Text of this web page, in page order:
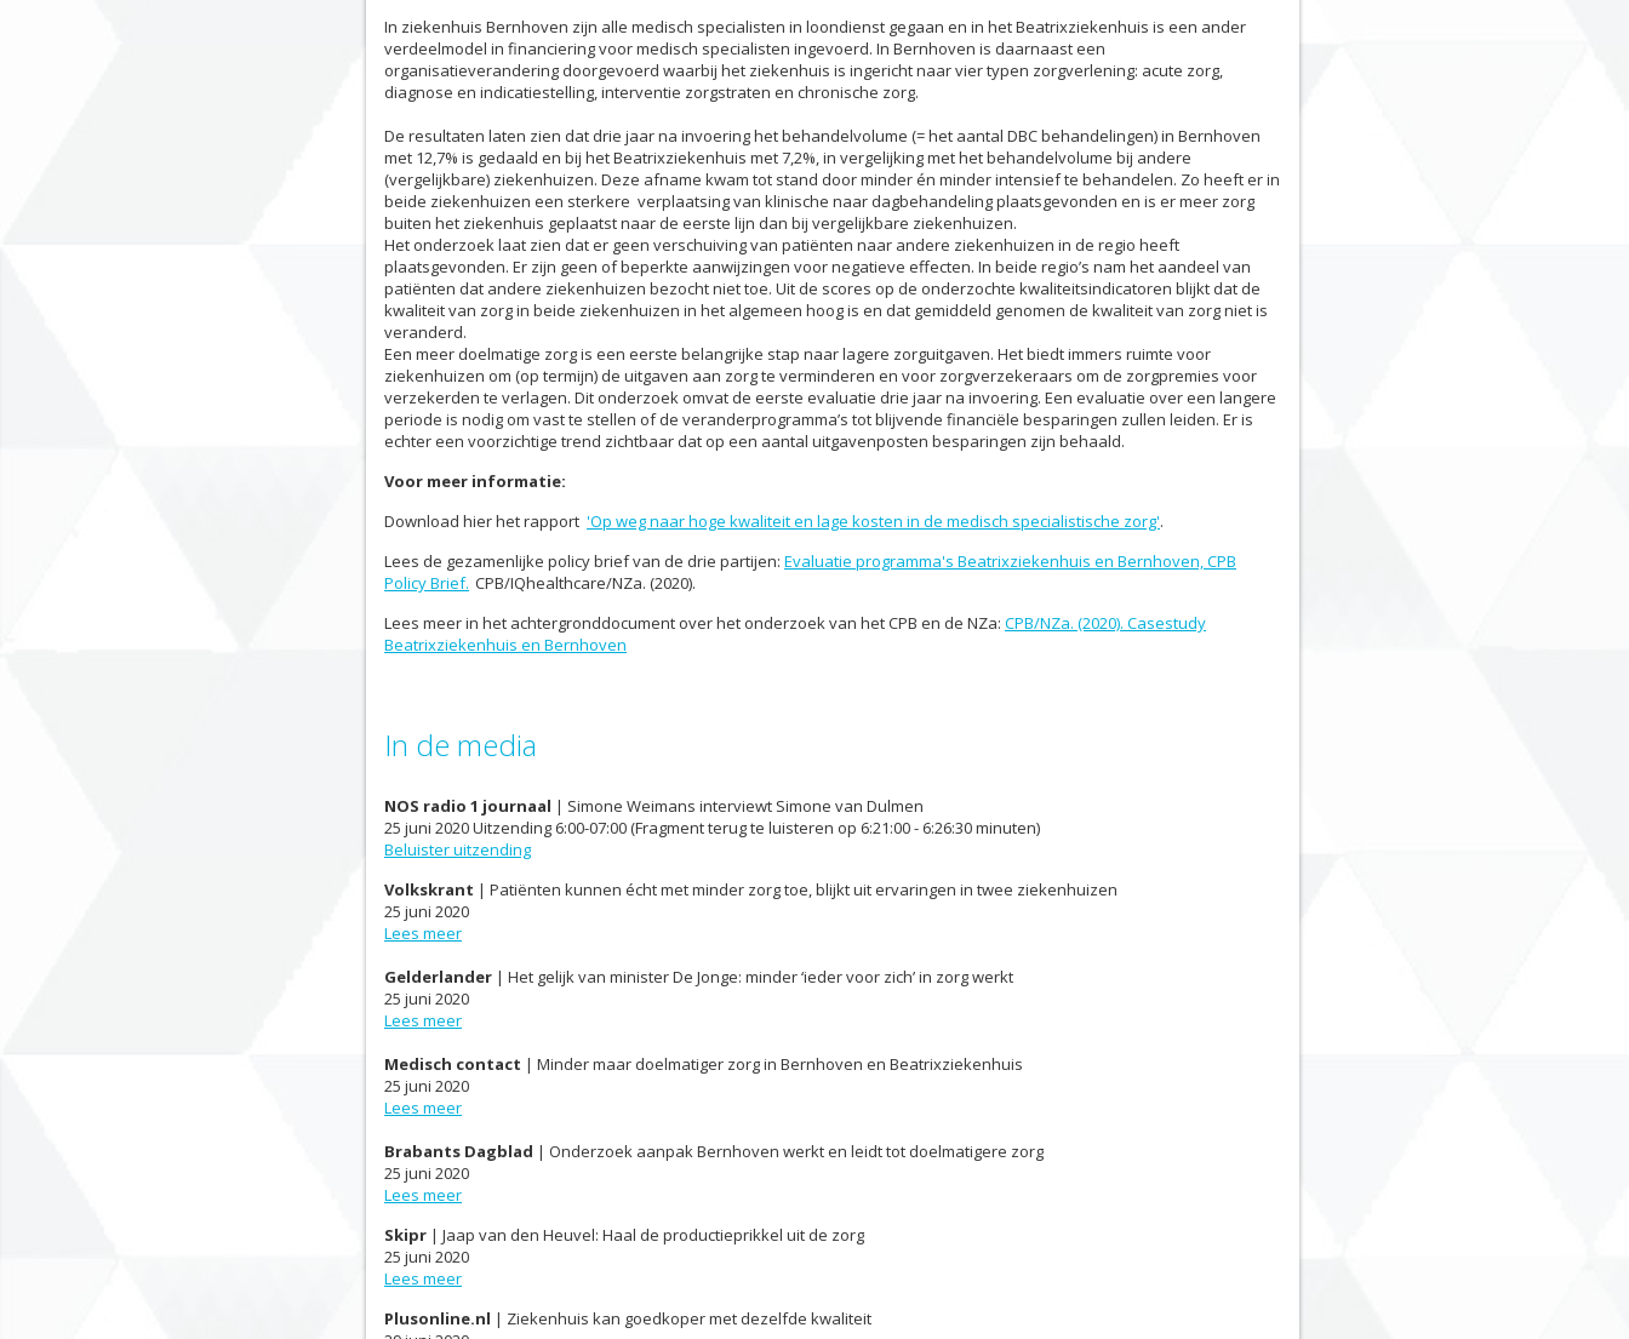
In ziekenhuis Bernhoven zijn alle medisch specialisten in loondienst gegaan en in het Beatrixziekenhuis is een ander
verdeelmodel in financiering voor medisch specialisten ingevoerd. In Bernhoven is daarnaast een
organisatieverandering doorgevoerd waarbij het ziekenhuis is ingericht naar vier typen zorgverlening: acute zorg,
diagnose en indicatiestelling, interventie zorgstraten en chronische zorg.
De resultaten laten zien dat drie jaar na invoering het behandelvolume (= het aantal DBC behandelingen) in Bernhoven
met 12,7% is gedaald en bij het Beatrixziekenhuis met 7,2%, in vergelijking met het behandelvolume bij andere
(vergelijkbare) ziekenhuizen. Deze afname kwam tot stand door minder én minder intensief te behandelen. Zo heeft er in
beide ziekenhuizen een sterkere verplaatsing van klinische naar dagbehandeling plaatsgevonden en is er meer zorg
buiten het ziekenhuis geplaatst naar de eerste lijn dan bij vergelijkbare ziekenhuizen.
Het onderzoek laat zien dat er geen verschuiving van patiënten naar andere ziekenhuizen in de regio heeft
plaatsgevonden. Er zijn geen of beperkte aanwijzingen voor negatieve effecten. In beide regio’s nam het aandeel van
patiënten dat andere ziekenhuizen bezocht niet toe. Uit de scores op de onderzochte kwaliteitsindicatoren blijkt dat de
kwaliteit van zorg in beide ziekenhuizen in het algemeen hoog is en dat gemiddeld genomen de kwaliteit van zorg niet is
veranderd.
Een meer doelmatige zorg is een eerste belangrijke stap naar lagere zorguitgaven. Het biedt immers ruimte voor
ziekenhuizen om (op termijn) de uitgaven aan zorg te verminderen en voor zorgverzekeraars om de zorgpremies voor
verzekerden te verlagen. Dit onderzoek omvat de eerste evaluatie drie jaar na invoering. Een evaluatie over een langere
periode is nodig om vast te stellen of de veranderprogramma’s tot blijvende financiële besparingen zullen leiden. Er is
echter een voorzichtige trend zichtbaar dat op een aantal uitgavenposten besparingen zijn behaald.
Voor meer informatie:
Download hier het rapport 'Op weg naar hoge kwaliteit en lage kosten in de medisch specialistische zorg'.
Lees de gezamenlijke policy brief van de drie partijen: Evaluatie programma's Beatrixziekenhuis en Bernhoven, CPB
Policy Brief. CPB/IQhealthcare/NZa. (2020).
Lees meer in het achtergronddocument over het onderzoek van het CPB en de NZa: CPB/NZa. (2020). Casestudy
Beatrixziekenhuis en Bernhoven
In de media
NOS radio 1 journaal | Simone Weimans interviewt Simone van Dulmen
25 juni 2020 Uitzending 6:00-07:00 (Fragment terug te luisteren op 6:21:00 - 6:26:30 minuten)
Beluister uitzending
Volkskrant | Patiënten kunnen écht met minder zorg toe, blijkt uit ervaringen in twee ziekenhuizen
25 juni 2020
Lees meer
Gelderlander | Het gelijk van minister De Jonge: minder ‘ieder voor zich’ in zorg werkt
25 juni 2020
Lees meer
Medisch contact | Minder maar doelmatiger zorg in Bernhoven en Beatrixziekenhuis
25 juni 2020
Lees meer
Brabants Dagblad | Onderzoek aanpak Bernhoven werkt en leidt tot doelmatigere zorg
25 juni 2020
Lees meer
Skipr | Jaap van den Heuvel: Haal de productieprikkel uit de zorg
25 juni 2020
Lees meer
Plusonline.nl | Ziekenhuis kan goedkoper met dezelfde kwaliteit